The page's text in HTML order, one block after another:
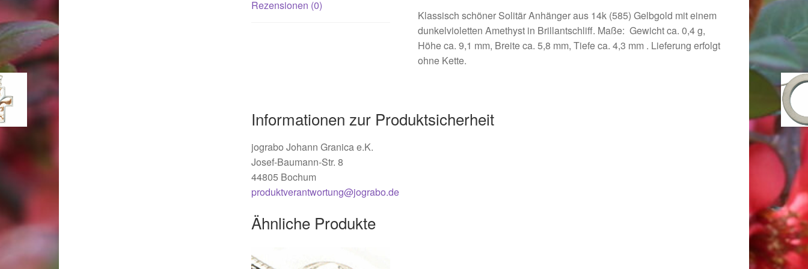
Rezensionen (0)
Klassisch schöner Solitär Anhänger aus 14k (585) Gelbgold mit einem
dunkelvioletten Amethyst in Brillantschliff. Maße: Gewicht ca. 0,4 g,
Höhe ca. 9,1 mm, Breite ca. 5,8 mm, Tiefe ca. 4,3 mm . Lieferung erfolgt
ohne Kette.
Informationen zur Produktsicherheit
jograbo Johann Granica e.K.
Josef-Baumann-Str. 8
44805 Bochum
produktverantwortung@jograbo.de
Ähnliche Produkte